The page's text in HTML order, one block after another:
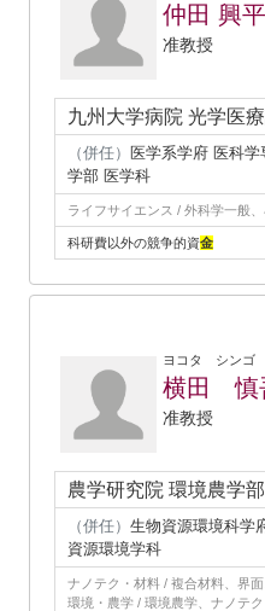
仲田 興平
准教授
九州大学病院 光学医
（併任） 医学系学府 医科
学部 医学科
ライフサイエンス / 外科学一般
科研費以外の競争的資金
ヨコタ シンゴ
横田 慎
准教授
農学研究院 環境農学
（併任） 生物資源環境科学
資源環境学科
ナノテク・材料 / 複合材料、界
環境・農学 / 環境農学、ナノテ